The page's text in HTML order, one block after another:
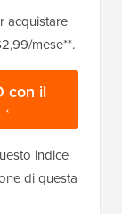
acquistare
mese**.
con il
←
indice
di questa